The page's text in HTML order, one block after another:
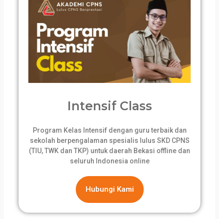
Intensif Class
Program Kelas Intensif dengan guru terbaik dan
sekolah berpengalaman spesialis lulus SKD CPNS
(TIU, TWK dan TKP) untuk daerah Bekasi offline dan
seluruh Indonesia online
Hubungi Kami